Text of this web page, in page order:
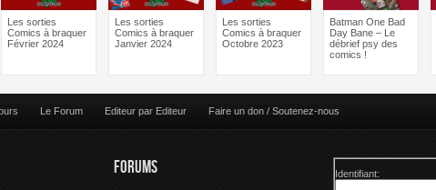
Les sorties
Comics à braquer
Février 2024
Les sorties
Comics à braquer
Janvier 2024
Les sorties
Comics à braquer
Octobre 2023
Batman One Bad
Day Bane – Le
débrief psy des
comics !
Le Forum Editeur par Editeur Faire un don / Soutenez-nous
FORUMS Identifiant: